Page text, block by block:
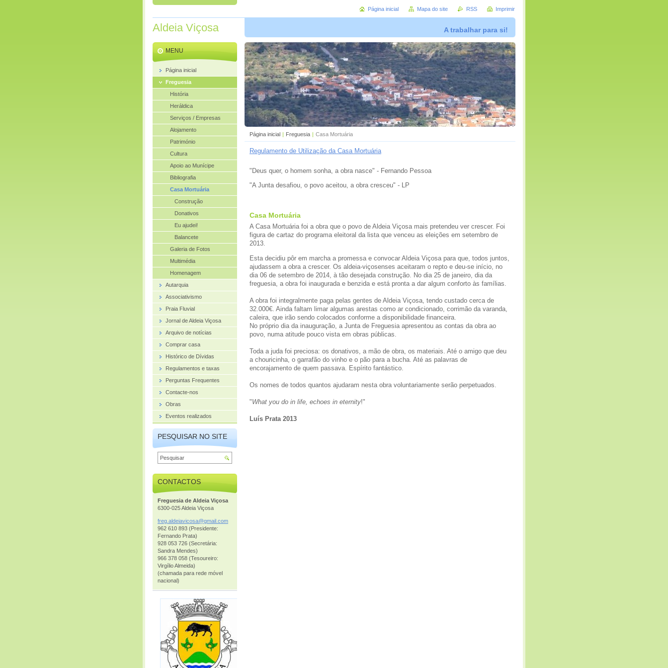
Aldeia Viçosa A trabalhar para si!
Página inicial | Freguesia | Casa Mortuária
Regulamento de Utilização da Casa Mortuária
"Deus quer, o homem sonha, a obra nasce" - Fernando Pessoa
"A Junta desafiou, o povo aceitou, a obra cresceu" - LP
Casa Mortuária
A Casa Mortuária foi a obra que o povo de Aldeia Viçosa mais pretendeu ver crescer. Foi
figura de cartaz do programa eleitoral da lista que venceu as eleições em setembro de
2013.
Esta decidiu pôr em marcha a promessa e convocar Aldeia Viçosa para que, todos juntos,
ajudassem a obra a crescer. Os aldeia-viçosenses aceitaram o repto e deu-se início, no
dia 06 de setembro de 2014, à tão desejada construção. No dia 25 de janeiro, dia da
freguesia, a obra foi inaugurada e benzida e está pronta a dar algum conforto às famílias.
A obra foi integralmente paga pelas gentes de Aldeia Viçosa, tendo custado cerca de
32.000€. Ainda faltam limar algumas arestas como ar condicionado, corrimão da varanda,
caleira, que irão sendo colocados conforme a disponibilidade financeira.
No próprio dia da inauguração, a Junta de Freguesia apresentou as contas da obra ao
povo, numa atitude pouco vista em obras públicas.
Toda a juda foi preciosa: os donativos, a mão de obra, os materiais. Até o amigo que deu
a chouricinha, o garrafão do vinho e o pão para a bucha. Até as palavras de
encorajamento de quem passava. Espírito fantástico.
Os nomes de todos quantos ajudaram nesta obra voluntariamente serão perpetuados.
"What you do in life, echoes in eternity!"
Luís Prata 2013
MENU
Página inicial
Freguesia
História
Heráldica
Serviços / Empresas
Alojamento
Património
Cultura
Apoio ao Munícipe
Bibliografia
Casa Mortuária
Construção
Donativos
Eu ajudei!
Balancete
Galeria de Fotos
Multimédia
Homenagem
Autarquia
Associativismo
Praia Fluvial
Jornal de Aldeia Viçosa
Arquivo de notícias
Comprar casa
Histórico de Dívidas
Regulamentos e taxas
Perguntas Frequentes
Contacte-nos
Obras
Eventos realizados
PESQUISAR NO SITE
CONTACTOS
Freguesia de Aldeia Viçosa
6300-025 Aldeia Viçosa
freg.aldeiavicosa@gmail. com
962 610 893 (Presidente:
Fernando Prata)
928 053 726 (Secretária:
Sandra Mendes)
966 378 058 (Tesoureiro:
Virgílio Almeida)
(chamada para rede móvel
nacional)
Página inicial Mapa do site RSS Imprimir